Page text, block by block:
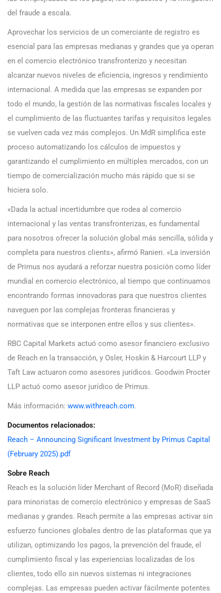
del fraude a escala.
Aprovechar los servicios de un comerciante de registro es
esencial para las empresas medianas y grandes que ya operan
en el comercio electrónico transfronterizo y necesitan
alcanzar nuevos niveles de eficiencia, ingresos y rendimiento
internacional. A medida que las empresas se expanden por
todo el mundo, la gestión de las normativas fiscales locales y
el cumplimiento de las fluctuantes tarifas y requisitos legales
se vuelven cada vez más complejos. Un MdR simplifica este
proceso automatizando los cálculos de impuestos y
garantizando el cumplimiento en múltiples mercados, con un
tiempo de comercialización mucho más rápido que si se
hiciera solo.
«Dada la actual incertidumbre que rodea al comercio
internacional y las ventas transfronterizas, es fundamental
para nosotros ofrecer la solución global más sencilla, sólida y
completa para nuestros clients», afirmó Ranieri. «La inversión
de Primus nos ayudará a reforzar nuestra posición como líder
mundial en comercio electrónico, al tiempo que continuamos
encontrando formas innovadoras para que nuestros clientes
naveguen por las complejas fronteras financieras y
normativas que se interponen entre ellos y sus clientes».
RBC Capital Markets actuó como asesor financiero exclusivo
de Reach en la transacción, y Osler, Hoskin & Harcourt LLP y
Taft Law actuaron como asesores jurídicos. Goodwin Procter
LLP actuó como asesor jurídico de Primus.
Más información: www.withreach.com.
Documentos relacionados:
Reach – Announcing Significant Investment by Primus Capital
(February 2025).pdf
Sobre Reach
Reach es la solución líder Merchant of Record (MoR) diseñada
para minoristas de comercio electrónico y empresas de SaaS
medianas y grandes. Reach permite a las empresas activar sin
esfuerzo funciones globales dentro de las plataformas que ya
utilizan, optimizando los pagos, la prevención del fraude, el
cumplimiento fiscal y las experiencias localizadas de los
clientes, todo ello sin nuevos sistemas ni integraciones
complejas. Las empresas pueden activar fácilmente potentes